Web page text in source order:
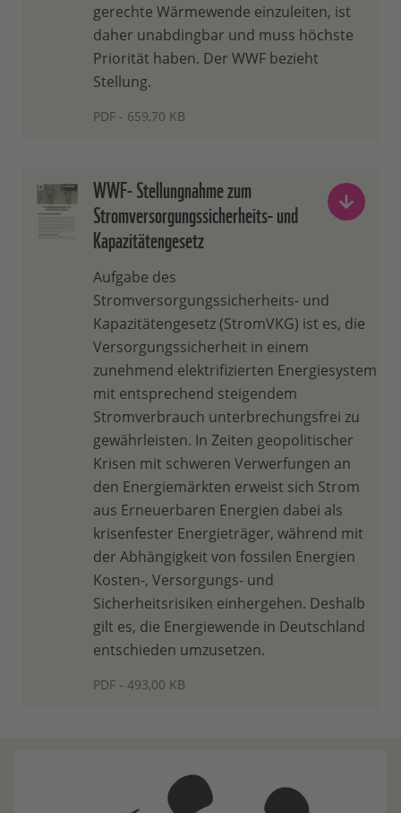
gerechte Wärmewende einzuleiten, ist
daher unabdingbar und muss höchste
Priorität haben. Der WWF bezieht
Stellung.
PDF - 659,70 KB
WWF- Stellungnahme zum
Stromversorgungssicherheits- und
Kapazitätengesetz
Aufgabe des
Stromversorgungssicherheits- und
Kapazitätengesetz (StromVKG) ist es, die
Versorgungssicherheit in einem
zunehmend elektrifizierten Energiesystem
mit entsprechend steigendem
Stromverbrauch unterbrechungsfrei zu
gewährleisten. In Zeiten geopolitischer
Krisen mit schweren Verwerfungen an
den Energiemärkten erweist sich Strom
aus Erneuerbaren Energien dabei als
krisenfester Energieträger, während mit
der Abhängigkeit von fossilen Energien
Kosten-, Versorgungs- und
Sicherheitsrisiken einhergehen. Deshalb
gilt es, die Energiewende in Deutschland
entschieden umzusetzen.
PDF - 493,00 KB